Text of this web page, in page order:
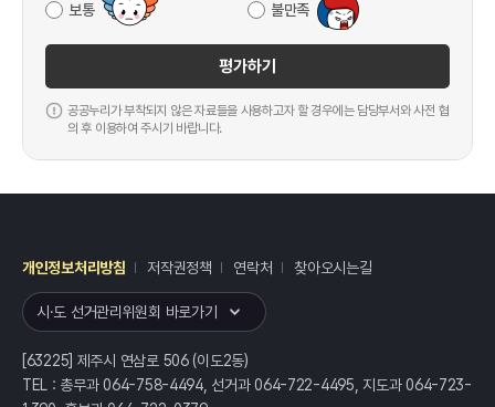
보통 불만족
평가하기
공공누리가 부착되지 않은 자료들을 사용하고자 할 경우에는 담당부서와 사전 협
의 후 이용하여 주시기 바랍니다.
개인정보처리방침 저작권정책 연락처 찾아오시는길
시·도 선거관리위원회 바로가기
[63225] 제주시 연삼로 506 (이도2동)
TEL : 총무과 064-758-4494, 선거과 064-722-4495, 지도과 064-723-